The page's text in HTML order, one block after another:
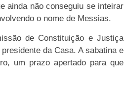
ainda não conseguiu se inteirar
o nome de Messias.
de Constituição e Justiça
da Casa. A sabatina e
um prazo apertado para que